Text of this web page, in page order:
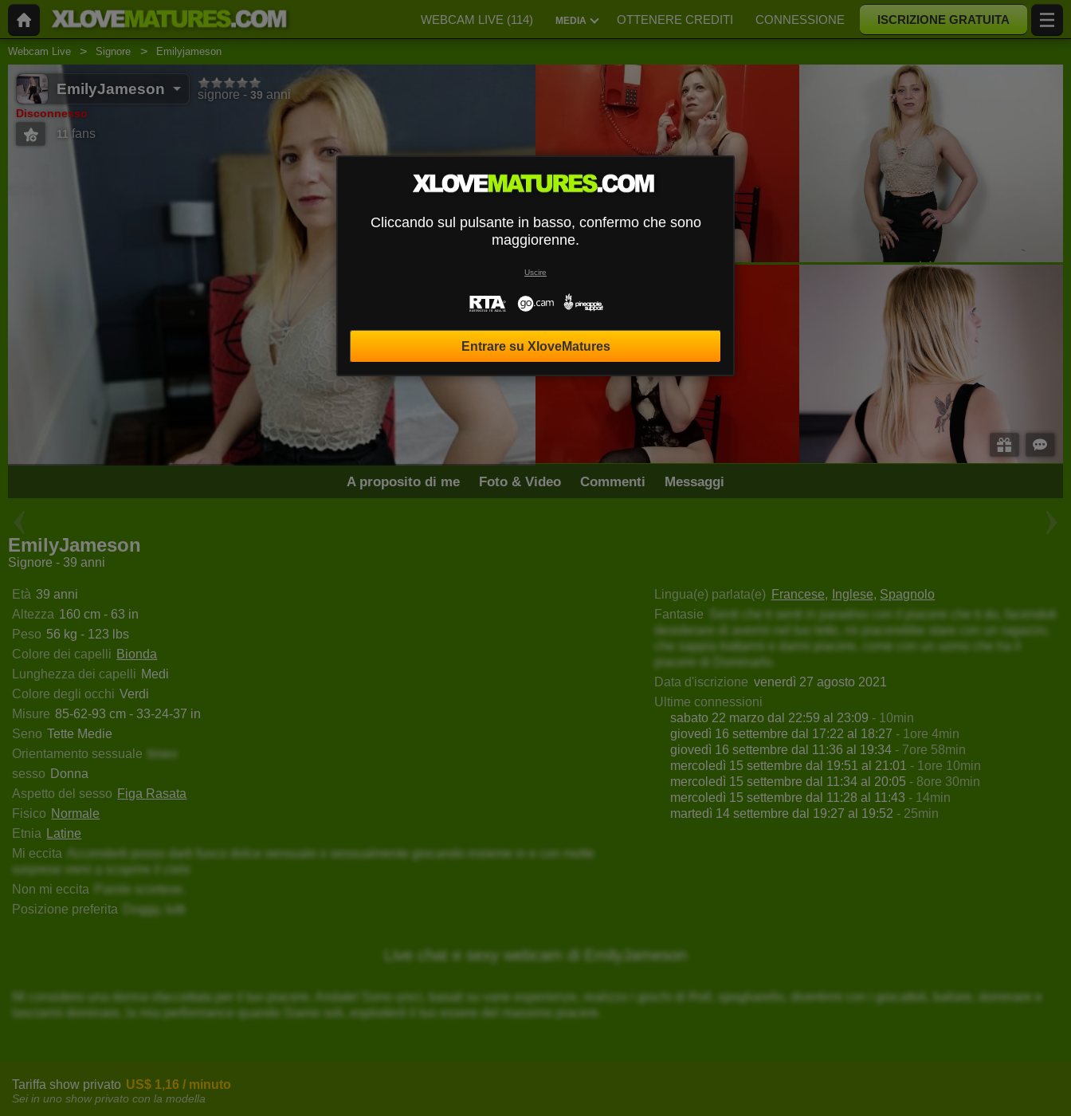
WEBCAM LIVE (114) MEDIA OTTENERE CREDITI CONNESSIONE ISCRIZIONE GRATUITA
Webcam Live Signore Emilyjameson
EmilyJameson signore 39 anni
Disconnesso
11 fans
A proposito di me Foto & Video Commenti Messaggi
EmilyJameson
Signore - 39 anni
Età 39 anni
Altezza 160 cm - 63 in
Peso 56 kg - 123 lbs
Colore dei capelli Bionda
Lunghezza dei capelli Medi
Colore degli occhi Verdi
Misure 85-62-93 cm - 33-24-37 in
Seno Tette Medie
Orientamento sessuale
bisex
sesso Donna
Aspetto del sesso Figa Rasata
Fisico Normale
Etnia Latine
Mi eccita
Accenderti posso darti fuoco dolce sensuale o sessualmente giocando insieme in e con molte
sorprese vieni a scoprire il cielo
Non mi eccita
Parole scortese.
Posizione preferita
Doggy, tutti
Lingua(e) parlata(e) Francese Inglese Spagnolo
Fantasie
Senti che ti senti in paradiso con il piacere che ti do, facendoti
desiderare di avermi nel tuo letto, mi piacerebbe stare con un ragazzo,
che sappia trattarmi e darmi piacere, come con un uomo che ha il
piacere di Dominarlo.
Data d'iscrizione venerdì 27 agosto 2021
Ultime connessioni
sabato 22 marzo dal 22:59 al 23:09 - 10min
giovedì 16 settembre dal 17:22 al 18:27 - 1ore 4min
giovedì 16 settembre dal 11:36 al 19:34 - 7ore 58min
mercoledì 15 settembre dal 19:51 al 21:01 - 1ore 10min
mercoledì 15 settembre dal 11:34 al 20:05 - 8ore 30min
mercoledì 15 settembre dal 11:28 al 11:43 - 14min
martedì 14 settembre dal 19:27 al 19:52 - 25min
Live chat e sexy webcam di EmilyJameson
Mi considero una donna sfaccettata per il tuo piacere. Andate! Sono unici, basati su varie esperienze, realizzo i giochi di Roll, spogliarello, divertirmi con i giocattoli, ballare, dominare e
lasciarmi dominare, la mia performance quando Siamo soli, esploderò il tuo essere del massimo piacere.
Tariffa show privato US$ 1,16 / minuto
Sei in uno show privato con la modella
Cliccando sul pulsante in basso, confermo che sono
maggiorenne.
Uscire
Entrare su XloveMatures